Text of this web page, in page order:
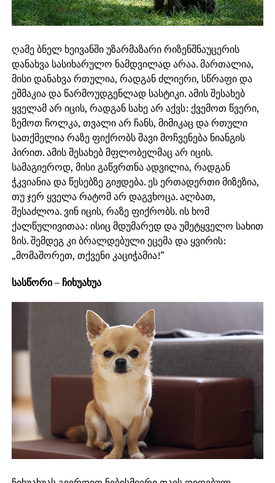
ღამე ბნელ ხეივანში უზარმაზარი რიზენშნაუცერის
დანახვა სასიხარულო ნამდვილად არაა. მართალია,
მისი დანახვა რთულია, რადგან ძლიერი, სწრაფი და
ეშმაკია და წარმოუდგენლად სასტიკი. ამის შესახებ
ყველამ არ იცის, რადგან სახე არ აქვს: ქვემოთ წვერი,
ზემოთ ჩოლკა, თვალი არ ჩანს, მიმიკაც და რთული
სათქმელია რაზე ფიქრობს შავი მოჩვენება ნიანგის
პირით. ამის შესახებ მფლობელმაც არ იცის.
სამაგიეროდ, მისი გაწვრთნა ადვილია, რადგან
ჭკვიანია და წესებზე გიჟდება. ეს ერთადერთი მიზეზია,
თუ ჯერ ყველა რატომ არ დაგვხოცა. ალბათ,
შესაძლოა. ვინ იცის, რაზე ფიქრობს. ის ხომ
ქალწულივითაა: ისიც მდუმარედ და უმეტყველო სახით
ზის. შემდეგ კი ბრალდებული ეცემა და ყვირის:
„მომაშორეთ, თქვენი კაციჭამია!“
სასწორი – ჩიხუახუა